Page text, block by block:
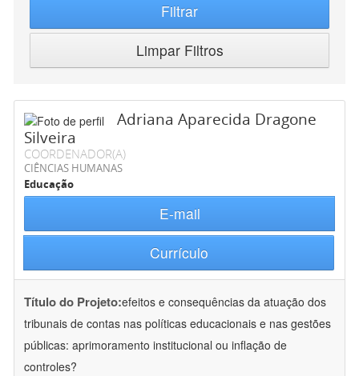
Filtrar
Limpar Filtros
Adriana Aparecida Dragone
Silveira
COORDENADOR(A)
CIÊNCIAS HUMANAS
Educação
E-mail
Currículo
Título do Projeto:efeitos e consequências da atuação dos
tribunais de contas nas políticas educacionais e nas gestões
públicas: aprimoramento institucional ou inflação de
controles?